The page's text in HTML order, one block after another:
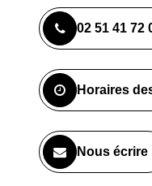
02 51 41 72
Horaires
Nous écrire